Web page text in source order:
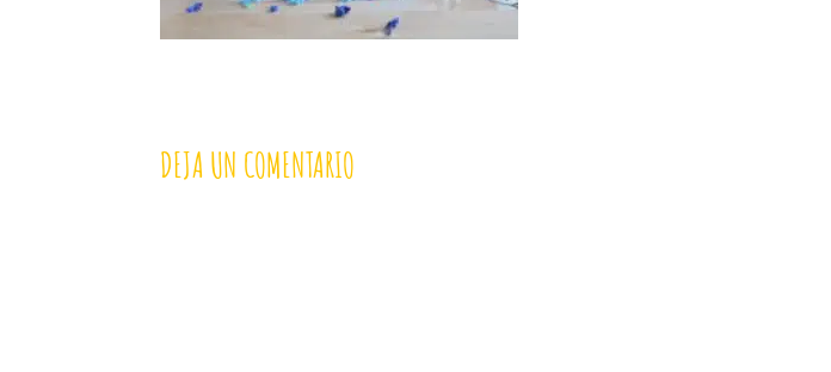
DEJA UN COMENTARIO